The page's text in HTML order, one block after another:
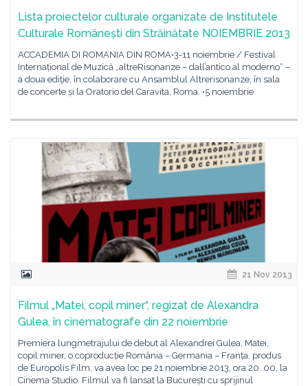
Lista proiectelor culturale organizate de Institutele
Culturale Românești din Străinătate NOIEMBRIE 2013
ACCADEMIA DI ROMANIA DIN ROMA•3-11 noiembrie / Festival
Internațional de Muzică „altreRisonanze – dall’antico al moderno“ –
a doua ediţie, în colaborare cu Ansamblul Altrerisonanze, în sala
de concerte și la Oratorio del Caravita, Roma. •5 noiembrie
21 Nov 2013
Filmul „Matei, copil miner“, regizat de Alexandra
Gulea, în cinematografe din 22 noiembrie
Premiera lungmetrajului de debut al Alexandrei Gulea, Matei,
copil miner, o coproducție România – Germania – Franța, produs
de Europolis Film, va avea loc pe 21 noiembrie 2013, ora 20. 00, la
Cinema Studio. Filmul va fi lansat la București cu sprijinul